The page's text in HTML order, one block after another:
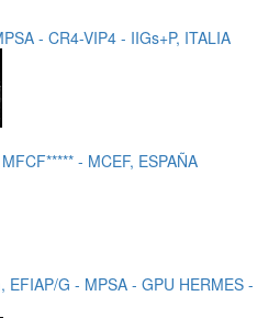
- CR4-VIP4 - IIGs+P, ITALIA
- MCEF, ESPAÑA
, EFIAP/G - MPSA - GPU HERMES -